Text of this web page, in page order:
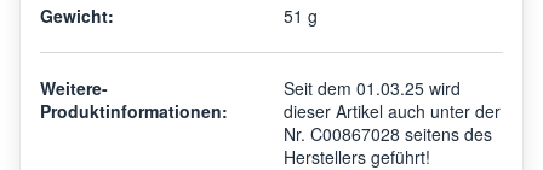
Gewicht: 51 g
Weitere-
Produktinformationen:
Seit dem 01.03.25 wird
dieser Artikel auch unter der
Nr. C00867028 seitens des
Herstellers geführt!